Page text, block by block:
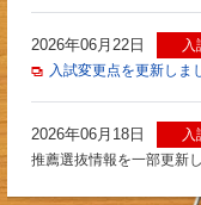
2026年06月22日
入試変更点を更新しま
2026年06月18日
推薦選抜情報を一部更新し